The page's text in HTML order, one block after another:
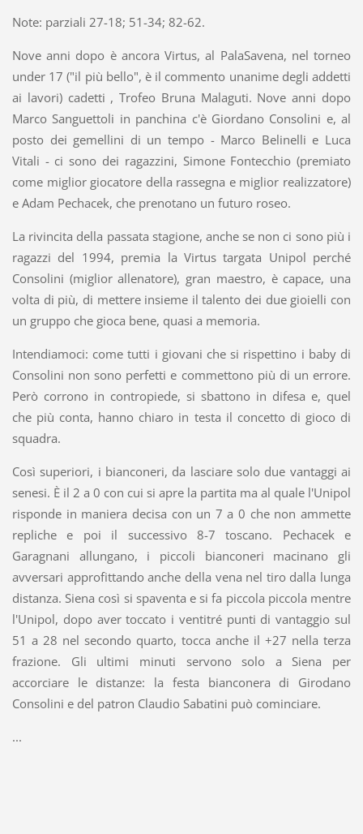
Note: parziali 27-18; 51-34; 82-62.
Nove anni dopo è ancora Virtus, al PalaSavena, nel torneo
under 17 ("il più bello", è il commento unanime degli addetti
ai lavori) cadetti , Trofeo Bruna Malaguti. Nove anni dopo
Marco Sanguettoli in panchina c'è Giordano Consolini e, al
posto dei gemellini di un tempo - Marco Belinelli e Luca
Vitali - ci sono dei ragazzini, Simone Fontecchio (premiato
come miglior giocatore della rassegna e miglior realizzatore)
e Adam Pechacek, che prenotano un futuro roseo.
La rivincita della passata stagione, anche se non ci sono più i
ragazzi del 1994, premia la Virtus targata Unipol perché
Consolini (miglior allenatore), gran maestro, è capace, una
volta di più, di mettere insieme il talento dei due gioielli con
un gruppo che gioca bene, quasi a memoria.
Intendiamoci: come tutti i giovani che si rispettino i baby di
Consolini non sono perfetti e commettono più di un errore.
Però corrono in contropiede, si sbattono in difesa e, quel
che più conta, hanno chiaro in testa il concetto di gioco di
squadra.
Così superiori, i bianconeri, da lasciare solo due vantaggi ai
senesi. È il 2 a 0 con cui si apre la partita ma al quale l'Unipol
risponde in maniera decisa con un 7 a 0 che non ammette
repliche e poi il successivo 8-7 toscano. Pechacek e
Garagnani allungano, i piccoli bianconeri macinano gli
avversari approfittando anche della vena nel tiro dalla lunga
distanza. Siena così si spaventa e si fa piccola piccola mentre
l'Unipol, dopo aver toccato i ventitré punti di vantaggio sul
51 a 28 nel secondo quarto, tocca anche il +27 nella terza
frazione. Gli ultimi minuti servono solo a Siena per
accorciare le distanze: la festa bianconera di Girodano
Consolini e del patron Claudio Sabatini può cominciare.
...